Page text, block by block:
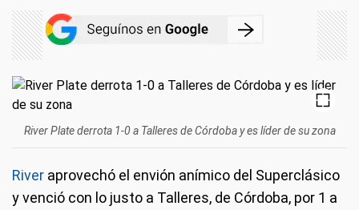
River Plate derrota 1-0 a Talleres de Córdoba y es líder de su zona
River aprovechó el envión anímico del Superclásico
y venció con lo justo a Talleres, de Córdoba, por 1 a